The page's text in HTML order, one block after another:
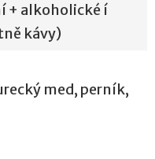
+ alkoholické í
kávy)
med, perník,